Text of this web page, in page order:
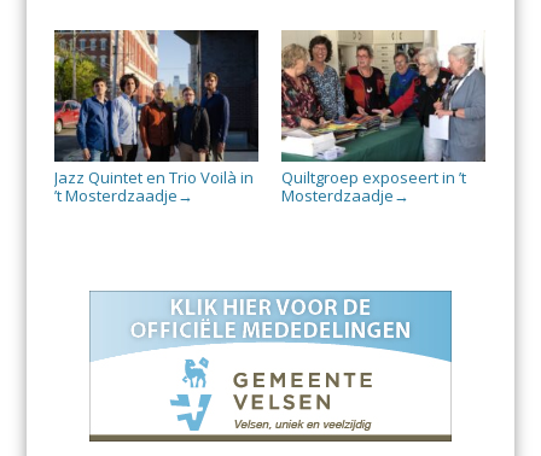
Jazz Quintet en Trio Voilà in
’t Mosterdzaadje →
Quiltgroep exposeert in ’t
Mosterdzaadje →